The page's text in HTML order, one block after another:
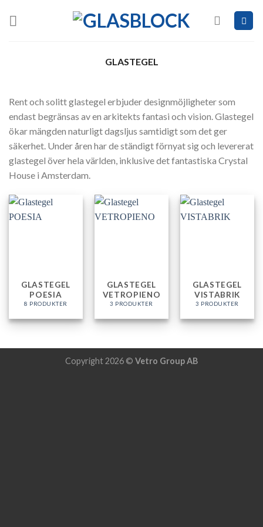
GLASTEGEL
Rent och solitt glastegel erbjuder designmöjligheter som
endast begränsas av en arkitekts fantasi och vision. Glastegel
ökar mängden naturligt dagsljus samtidigt som det ger
säkerhet. Under åren har de ständigt förnyat sig och levererat
glastegel över hela världen, inklusive det fantastiska Crystal
House i Amsterdam.
GLASTEGEL
POESIA
8 PRODUKTER
GLASTEGEL
VETROPIENO
3 PRODUKTER
GLASTEGEL
VISTABRIK
3 PRODUKTER
Copyright 2026 © Vetro Group AB